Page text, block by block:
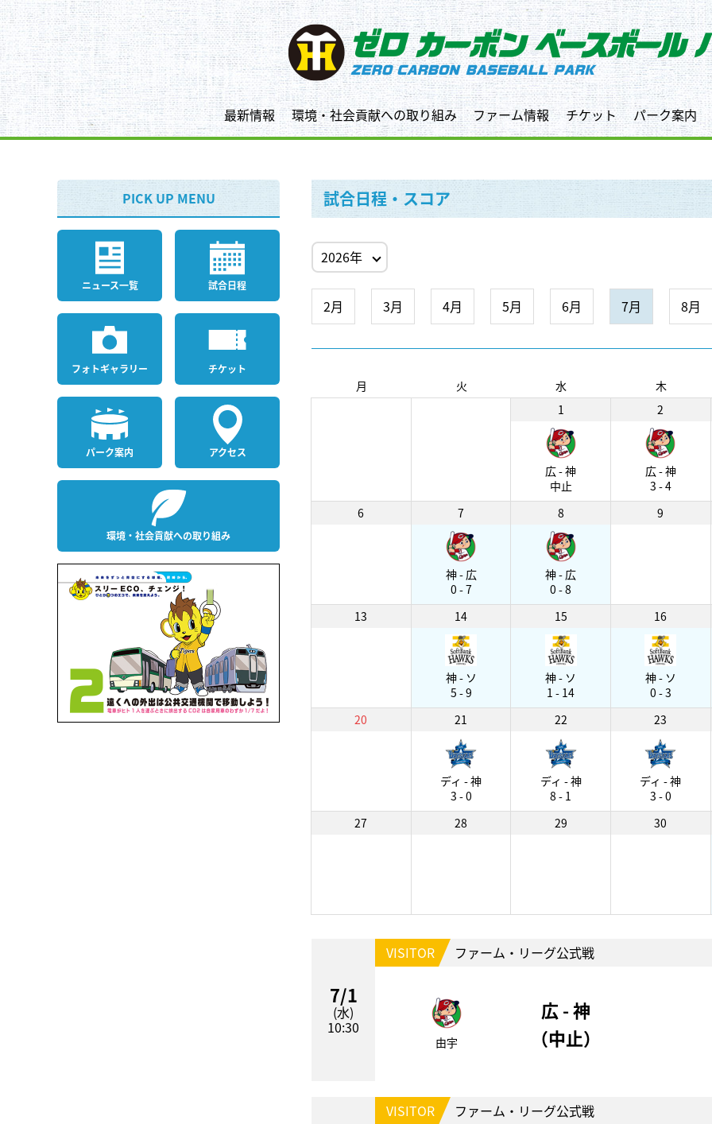
最新情報 環境・社会貢献への取り組み ファーム情報 チケット パーク案内
PICK UP MENU
ニュース一覧 試合日程
フォトギャラリー チケット
パーク案内 アクセス
環境・社会貢献への取り組み
試合日程・スコア
2月 3月 4月 5月 6月 7月 8月
月 火 水
木
1
広 - 神
中止
2
広 - 神
3 - 4
6
7
神 - 広
0 - 7
8
神 - 広
0 - 8
9
13 14
神 - ソ
5 - 9
15
神 - ソ
1 - 14
16
神 - ソ
0 - 3
20
21
ディ - 神
3 - 0
22
ディ - 神
8 - 1
23
ディ - 神
3 - 0
27
28 29 30
7/1
(水)
10:30
VISITOR ファーム・リーグ公式戦
由宇
広 - 神
（中止）
VISITOR ファーム・リーグ公式戦